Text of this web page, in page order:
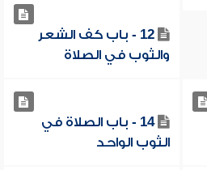
12 - باب كف الشعر
والثوب في الصلاة
14 - باب الصلاة في
الثوب الواحد